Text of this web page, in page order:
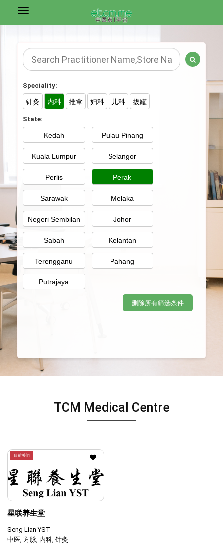
Speciality:
针灸 内科 推拿 妇科 儿科 拔罐
State:
Kedah Pulau Pinang
Kuala Lumpur Selangor
Perlis Perak
Sarawak Melaka
Negeri Sembilan Johor
Sabah Kelantan
Terengganu Pahang
Putrajaya
删除所有筛选条件
TCM Medical Centre
目前关闭
星联养生堂
Seng Lian YST
中医, 方脉, 内科, 针灸